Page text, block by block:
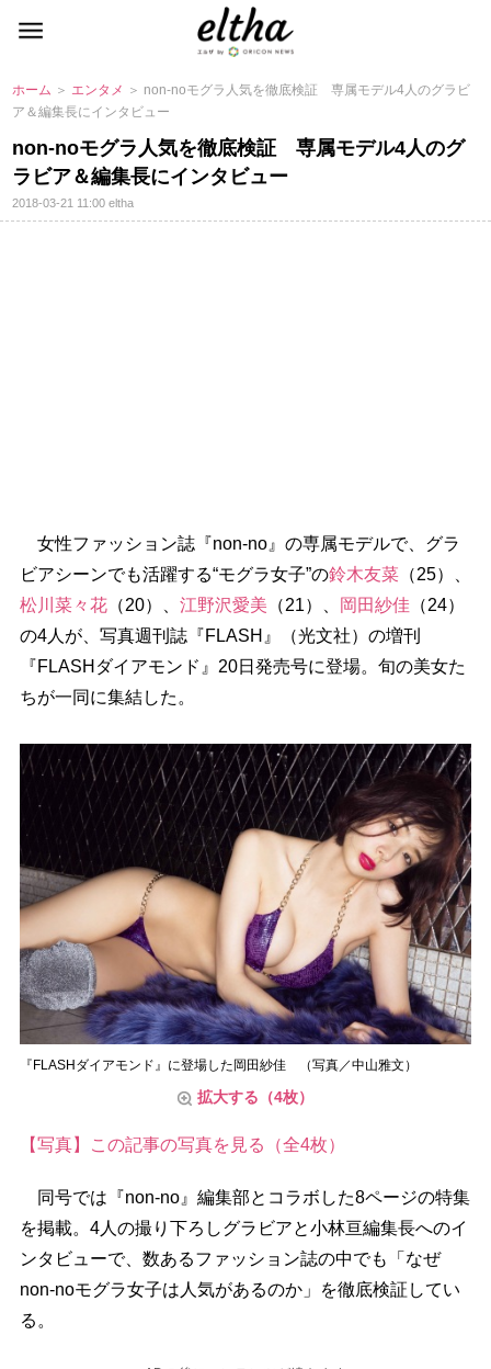
ホーム ＞ エンタメ ＞ non-noモグラ人気を徹底検証 専属モデル4人のグラビ
ア＆編集長にインタビュー
non-noモグラ人気を徹底検証 専属モデル4人のグ
ラビア＆編集長にインタビュー
2018-03-21 11:00eltha
女性ファッション誌『non-no』の専属モデルで、グラ
ビアシーンでも活躍する“モグラ女子”の鈴木友菜（25）、
松川菜々花（20）、 江野沢愛美 （21）、 岡田紗佳 （24）
の4人が、写真週刊誌『FLASH』（光文社）の増刊
『FLASHダイアモンド』20日発売号に登場。旬の美女た
ちが一同に集結した。
『FLASHダイアモンド』に登場した岡田紗佳 （写真／中山雅文）
拡大する（4枚）
【写真】この記事の写真を見る（全4枚）
同号では『non-no』編集部とコラボした8ページの特集
を掲載。4人の撮り下ろしグラビアと小林亘編集長へのイ
ンタビューで、数あるファッション誌の中でも「なぜ
non-noモグラ女子は人気があるのか」を徹底検証してい
る。